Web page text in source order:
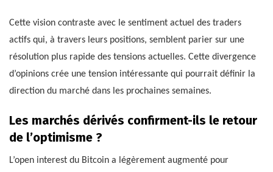
Cette vision contraste avec le sentiment actuel des traders
actifs qui, à travers leurs positions, semblent parier sur une
résolution plus rapide des tensions actuelles. Cette divergence
d’opinions crée une tension intéressante qui pourrait définir la
direction du marché dans les prochaines semaines.
Les marchés dérivés confirment-ils le retour
de l’optimisme ?
L’open interest du Bitcoin a légèrement augmenté pour